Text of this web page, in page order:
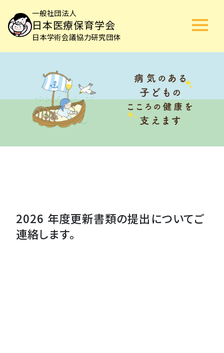
一般社団法人
日本医療保育学会
日本学術会議協力研究団体
2026 年度更新書類の提出についてご
連絡します。